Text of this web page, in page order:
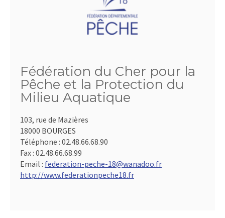
Fédération du Cher pour la
Pêche et la Protection du
Milieu Aquatique
103, rue de Mazières
18000 BOURGES
Téléphone : 02.48.66.68.90
Fax : 02.48.66.68.99
Email : federation-peche-18@wanadoo.fr
http://www.federationpeche18.fr